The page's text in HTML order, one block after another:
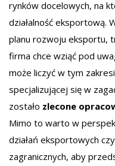
rynków docelowych, na
działalność eksportową.
planu rozwoju eksportu,
firma chce wziąć pod
może liczyć w tym
specjalizującej się w
zostało zlecone
Mimo to warto w
działań eksportowych
zagranicznych, aby